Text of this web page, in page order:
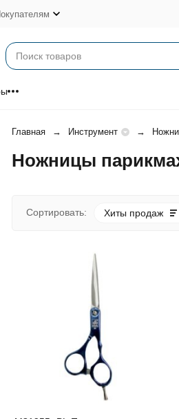
Главная Инструмент
Ножницы
Сортировать: Хиты продаж